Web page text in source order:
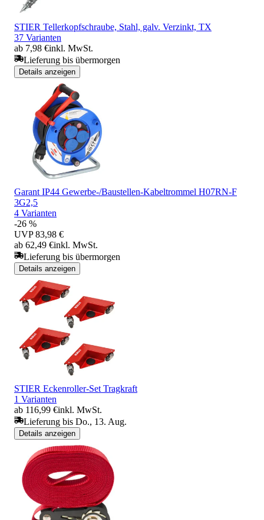
STIER Tellerkopfschraube, Stahl, galv. Verzinkt, TX
37 Varianten
ab 7,98 €inkl. MwSt.
Lieferung bis übermorgen
Details anzeigen
Garant IP44 Gewerbe-/Baustellen-Kabeltrommel H07RN-F
3G2,5
4 Varianten
-26 %
UVP 83,98 €
ab 62,49 €inkl. MwSt.
Lieferung bis übermorgen
Details anzeigen
STIER Eckenroller-Set Tragkraft
1 Varianten
ab 116,99 €inkl. MwSt.
Lieferung bis Do., 13. Aug.
Details anzeigen